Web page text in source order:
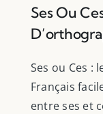
Ses Ou
Ses ou Ces :
Français
entre ses et